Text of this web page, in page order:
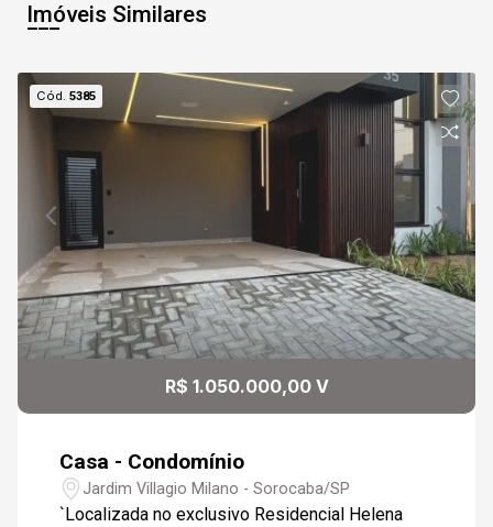
Imóveis Similares
Cód.5385
R$ 1.050.000,00 V
Casa - Condomínio
Jardim Villagio Milano - Sorocaba/SP
`Localizada no exclusivo Residencial Helena